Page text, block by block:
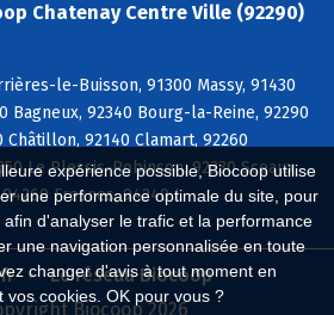
expérience possible, Biocoop utilise
une performance optimale du site, pour
d'analyser le trafic et la performance
une navigation personnalisée en toute
changer d'avis à tout moment en
vos cookies. OK pour vous ?
Chatenay Centre Ville (92290)
le-Buisson, 91300 Massy, 91430
Bagneux, 92340 Bourg-la-Reine, 92290
Châtillon, 92140 Clamart, 92260
Le Plessis-Robinson, 92330 Sceaux,
Fresnes, 94240 L
Le réseau Biocoop
Biocoop 2026